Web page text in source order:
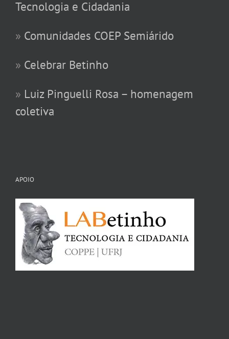
Tecnologia e Cidadania
» Comunidades COEP Semiárido
» Celebrar Betinho
» Luiz Pinguelli Rosa – homenagem
coletiva
APOIO